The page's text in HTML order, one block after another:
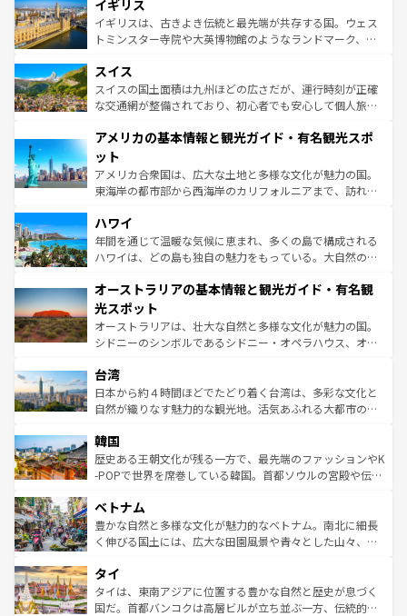
らに、パリ以外の地域にも魅力が溢れており、どの街角に
も豊かな歴史と文化が息づいている。パリ以外の個性あふ
を参照してほしい。
顔を持つこの国は、どこを歩いても飽きることがない。ベ
ルリンの文化的活気、バイエルン州のアルプスの絶景、そ
してライン川沿いのワイン畑といった風景は必見。ビール
は、お酒好きな人にはぜひ体験してほしい。 なお、新着の
ドイツ情報はコンテンツ一覧を参照してほしい。
イギリス
イギリスは、古きよき伝統と最先端が共存する国。ウェス
トミンスター寺院や大英博物館のようなランドマーク、歴
リアごとに異なる魅力がある。また、優雅なアフタヌーン
ティー、ビール好きにはたまらない英国パブ、サッカー観
戦など、本場だからこそできる体験も豊富。イギリスを旅
ンツ一覧を参照してほしい。
スイス
スイスの国土面積は九州ほどの広さだが、運行時刻が正確
な交通網が整備されており、初心者でも安心して個人旅行
の建物がそのまま残る町や、スイスならではのユニークな
博物館もあり、アルプス観光だけでなく町歩きも満喫する
ことができる。国民の所得が高いため物価も高いが、旅行
者向けの交通パス提供のサービスもあり、うまく活用すれ
着のスイス情報は
アメリカの基本情報と観光ガイド・有名観光スポ
ット
アメリカ合衆国は、広大な土地と多様な文化が魅力の国。
東海岸の都市部から西海岸のカリフォルニアまで、訪れる
のような巨大都市は、観光、ショッピング、エンターテイ
ンメントが詰まった刺激的なスポットだ。一方、アメリカ
西部には大自然が広がり、グランドキャニオンやイエロー
部のニューオーリンズでは、音楽と美食が融合した独特の
文化が魅力。旅行者はアメリカの各地域で異なる魅力を楽
しみながら、その多様性と豊かな歴史を感じることができ
るだろう。車でのロードトリップや列車の旅も、アメリカ
情報は
ハワイ
年間を通じて温暖な気候に恵まれ、多くの島で構成される
ハワイは、どの島も独自の魅力をもっている。大自然の神
ワイ島は見逃せない。また、定番の観光地といえばオアフ
島だが、静かな自然を求めるならマウイ島やカウアイ島が
おすすめ。エメラルドグリーンに輝く海をはじめ、豊かな
文化や歴史が息づいている。「アロハスピリット」と呼ば
人々、おいしいローカルフードやハワイアンミュージッ
ク、伝統的なフラダンスなど、すべてがハワイの魅力を彩
っている。訪れるたびに新しい発見と感動が待っているハ
はコンテンツ一覧
オーストラリアの基本情報と観光ガイド・有名観
光スポット
オーストラリアは、壮大な自然と多様な文化が魅力の国。
シドニーのシンボルであるシドニー・オペラハウス、オー
リアリーフや大陸中央部にそびえるウルル（エアーズロッ
ク）、タスマニアの美しい原生林やケアンズの熱帯雨林な
ど、見どころがたくさん。また、カフェやワイン、オージ
いる。アクティビティも充実しており、サーフィンやダイ
ビング、ハイキングなど、アウトドア好きにはたまらな
い。オーストラリアの多彩な魅力を存分に味わいつくそ
参照してほしい。
台湾
日本から約４時間ほどでたどり着く台湾は、多彩な文化と
自然が織りなす魅力的な観光地。活気あふれる大都市の台
ン）、静ひつな山岳地帯である台湾東部など、都市の喧騒
と山間の静けさが共存しており、訪れる人に新しい発見と
驚きをもたらしてくれる。また、奥深い台湾の食文化も魅
容にもいいと評判のスイーツなど、バラエティ豊かな料理
が味わえる。 なお、新着の台湾情報は コンテンツ一覧を参
照してほしい。
韓国
歴史ある王朝文化が残る一方で、最先端のファッションやK
-POPで世界を席巻している韓国。首都ソウルの宮殿や伝統
き、地方に足を延ばせば四季折々の自然美を楽しむことが
できる。そして、キムチや焼肉、絶品のストリートフード
まで、さまざまな韓国料理が待っている。夜には、韓国な
リティに包まれながら、韓国の多彩な魅力を心ゆくまで味
わってみてほしい。 なお、新着の韓国情報はコンテンツ一
覧を参照してほしい。
ベトナム
豊かな自然と多様な文化が魅力的なベトナム。南北に細長
く伸びる国土には、広大な田園風景や青々とした山々、世
急速な発展と共に伝統が息づく。ハノイの古い町並みやホ
ーチミン市のフランス統治時代の建物も、独特の雰囲気を
醸し出している。また、バラエティの豊かさとおいしさで
タイ
タイは、東南アジアに位置する豊かな自然と歴史が息づく
国だ。首都バンコクは高層ビルが立ち並ぶ一方、伝統的な